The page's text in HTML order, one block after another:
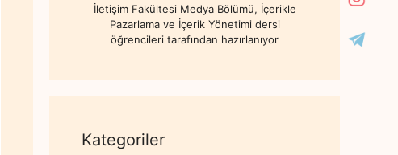
İletişim Fakültesi Medya Bölümü, İçerikle
Pazarlama ve İçerik Yönetimi dersi
öğrencileri tarafından hazırlanıyor
Kategoriler